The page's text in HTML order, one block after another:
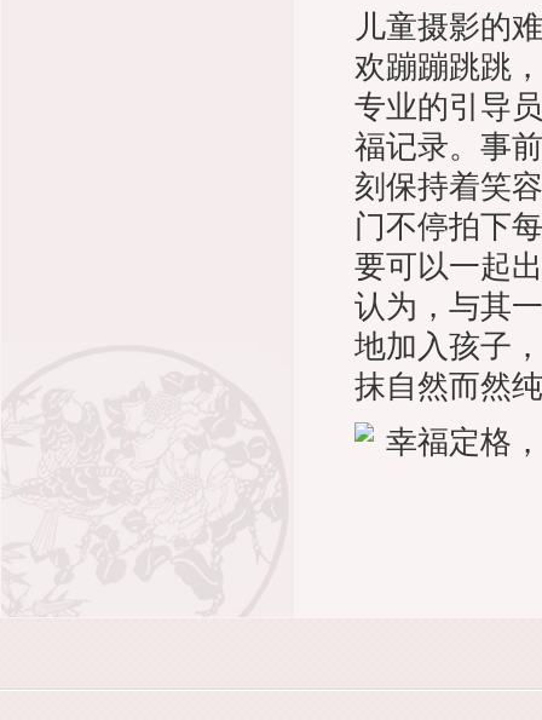
儿童摄影的
欢蹦蹦跳跳
专业的引导
福记录。事
刻保持着笑
门不停拍下
要可以一起
认为，与其
地加入孩子
抹自然而然